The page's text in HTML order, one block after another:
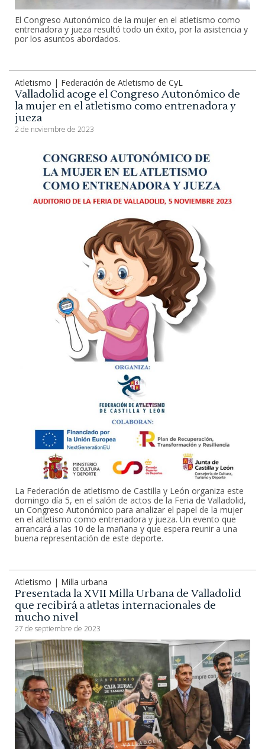
El Congreso Autonómico de la mujer en el atletismo como
entrenadora y jueza resultó todo un éxito, por la asistencia y
por los asuntos abordados.
Atletismo | Federación de Atletismo de CyL
Valladolid acoge el Congreso Autonómico de
la mujer en el atletismo como entrenadora y
jueza
2 de noviembre de 2023
La Federación de atletismo de Castilla y León organiza este
domingo día 5, en el salón de actos de la Feria de Valladolid,
un Congreso Autonómico para analizar el papel de la mujer
en el atletismo como entrenadora y jueza. Un evento que
arrancará a las 10 de la mañana y que espera reunir a una
buena representación de este deporte.
Atletismo | Milla urbana
Presentada la XVII Milla Urbana de Valladolid
que recibirá a atletas internacionales de
mucho nivel
27 de septiembre de 2023